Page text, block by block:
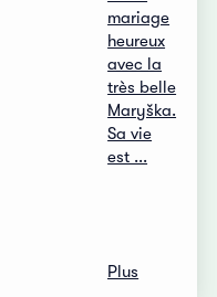
mariage
heureux
avec la
très belle
Maryška.
Sa vie
est ...
Plus